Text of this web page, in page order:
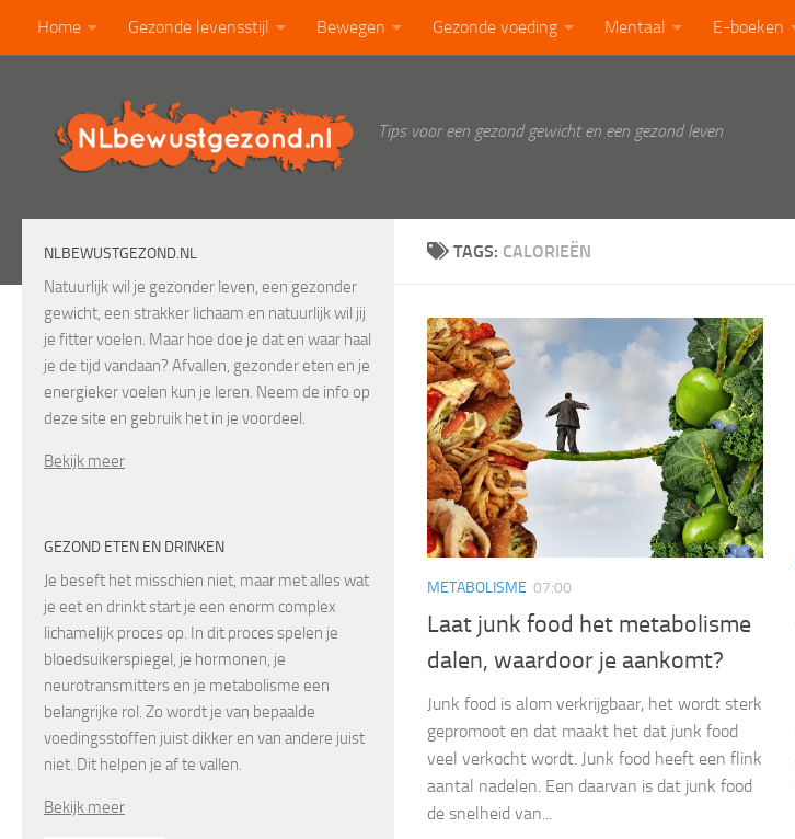
Doorgaan naar inhoud
Home Gezonde levensstijl Bewegen Gezonde voeding Mentaal E-boeken
Tips voor een gezond gewicht en een gezond leven
TAGS: CALORIEËN
METABOLISME 07:00
Laat junk food het metabolisme
dalen, waardoor je aankomt?
Junk food is alom verkrijgbaar, het wordt sterk
gepromoot en dat maakt het dat junk food
veel verkocht wordt. Junk food heeft een flink
aantal nadelen. Een daarvan is dat junk food
de snelheid van...
NLBEWUSTGEZOND.NL
Natuurlijk wil je gezonder leven, een gezonder
gewicht, een strakker lichaam en natuurlijk wil jij
je fitter voelen. Maar hoe doe je dat en waar haal
je de tijd vandaan? Afvallen, gezonder eten en je
energieker voelen kun je leren. Neem de info op
deze site en gebruik het in je voordeel.
Bekijk meer
GEZOND ETEN EN DRINKEN
Je beseft het misschien niet, maar met alles wat
je eet en drinkt start je een enorm complex
lichamelijk proces op. In dit proces spelen je
bloedsuikerspiegel, je hormonen, je
neurotransmitters en je metabolisme een
belangrijke rol. Zo wordt je van bepaalde
voedingsstoffen juist dikker en van andere juist
niet. Dit helpen je af te vallen.
Bekijk meer